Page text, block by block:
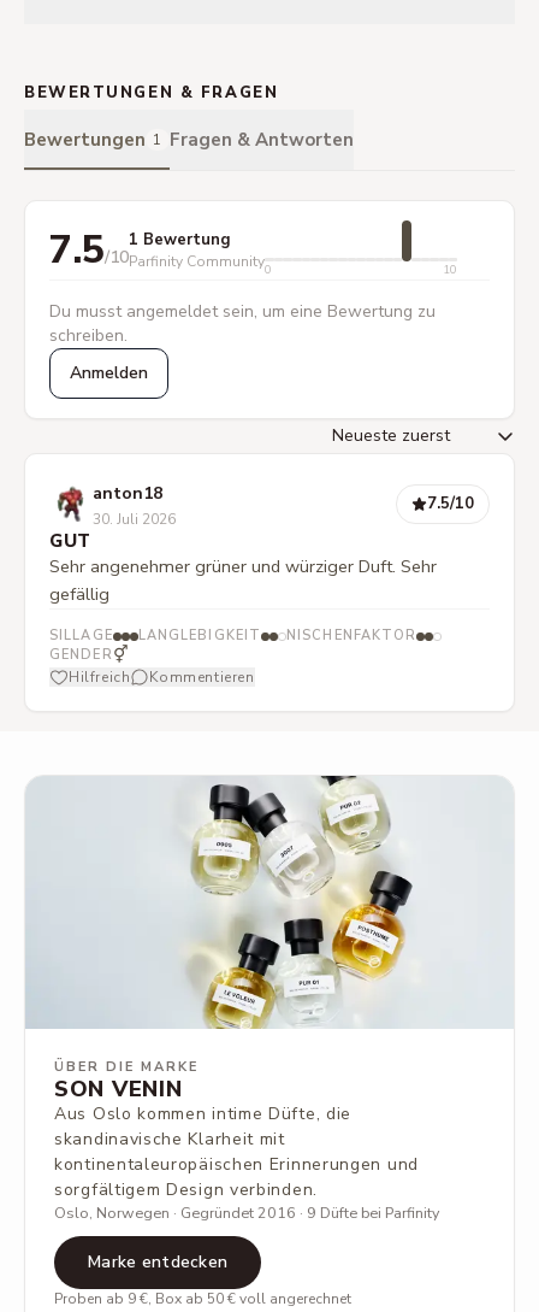
BEWERTUNGEN & FRAGEN
Bewertungen 1 Fragen & Antworten
7.5/10
1 Bewertung
Parfinity Community0 10
Du musst angemeldet sein, um eine Bewertung zu
schreiben.
Anmelden
anton18
30. Juli 2026
7.5/10
GUT
Sehr angenehmer grüner und würziger Duft. Sehr
gefällig
SILLAGE LANGLEBIGKEIT
NISCHENFAKTOR
GENDER ⚥
Hilfreich Kommentieren
ÜBER DIE MARKE
SON VENIN
Aus Oslo kommen intime Düfte, die
skandinavische Klarheit mit
kontinentaleuropäischen Erinnerungen und
sorgfältigem Design verbinden.
Oslo, Norwegen · Gegründet 2016 · 9 Düfte bei Parfinity
Marke entdecken
Proben ab 9 €, Box ab 50 € voll angerechnet